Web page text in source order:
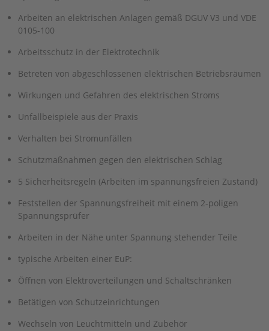
Arbeiten an elektrischen Anlagen gemäß DGUV V3 und VDE
0105-100
Arbeitsschutz in der Elektrotechnik
Betreten von abgeschlossenen elektrischen Betriebsräumen
Wirkungen und Gefahren des elektrischen Stroms
Unfallbeispiele aus der Praxis
Verhalten bei Stromunfällen
Schutzmaßnahmen gegen den elektrischen Schlag
5 Sicherheitsregeln (Arbeiten im spannungsfreien Zustand)
Feststellen der Spannungsfreiheit mit einem 2-poligen
Spannungsprüfer
Arbeiten in der Nähe unter Spannung stehender Teile
typische Arbeiten einer EuP:
Öffnen von Elektroverteilungen und Schaltschränken
Betätigen von Schutzeinrichtungen
Wechseln von Leuchtmitteln und Zubehör